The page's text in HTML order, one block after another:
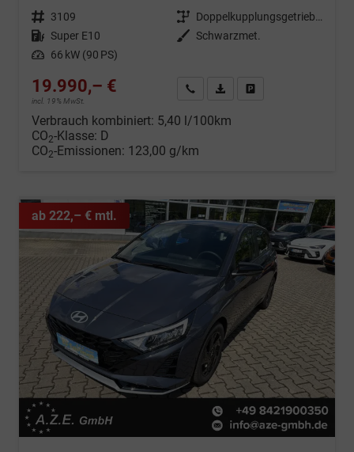
Fahrzeugnr. 3109 Getriebe
Doppelkupplungsgetriebe (DSG)
Kraftstoff Super E10 Außenfarbe Schwarzmet.
Leistung 66 kW (90 PS)
19.990,– €
incl. 19% MwSt.
Wir rufen Sie anFahrzeugexposé (PDF)
Verbrauch kombiniert: 5,40 l/100km
CO2-Klasse: D
CO2-Emissionen: 123,00 g/km
ab 222,– € mtl.